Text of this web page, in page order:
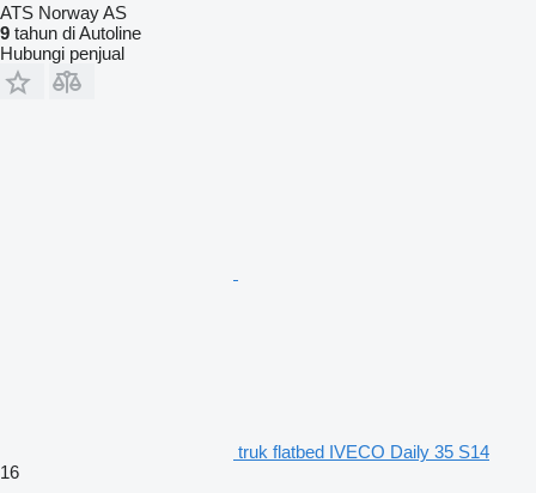
ATS Norway AS
9 tahun di Autoline
Hubungi penjual
truk flatbed IVECO Daily 35 S14
16